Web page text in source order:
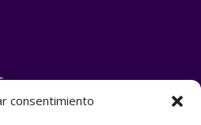
consentimiento